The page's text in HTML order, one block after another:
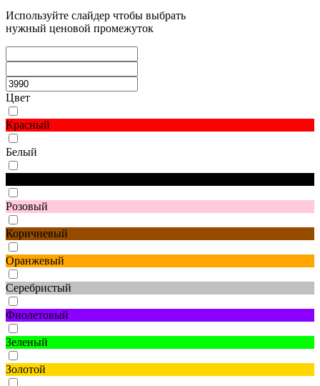
Используйте слайдер чтобы выбрать
нужный ценовой промежуток
Цвет
Красный
Белый
Розовый
Коричневый
Оранжевый
Серебристый
Фиолетовый
Зеленый
Золотой